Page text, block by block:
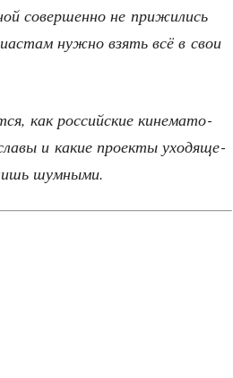
совер­шен­но не при­жи­лись
нуж­но взять всё в свои
как рос­сий­ские кине­ма­то­
и какие про­ек­ты ухо­дя­ще­
шумными.